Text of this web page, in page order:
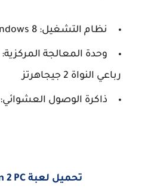
نظام التشغيل: Windows 7 / Windows 8
رباعي النواة 2 جيجاهرتز
ذاكرة الوصول العشوائي: 2 جيجابايت
تحميل لعبة Sanctum 2 PC مجانا